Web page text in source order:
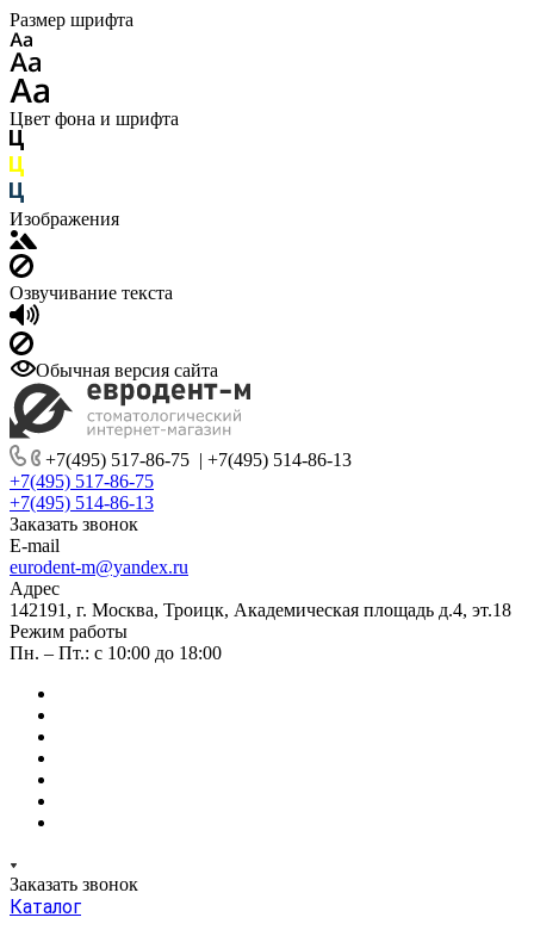
Размер шрифта
Цвет фона и шрифта
Изображения
Озвучивание текста
Обычная версия сайта
+7(495) 517-86-75 | +7(495) 514-86-13
+7(495) 517-86-75
+7(495) 514-86-13
Заказать звонок
E-mail
eurodent-m@yandex.ru
Адрес
142191, г. Москва, Троицк, Академическая площадь д.4, эт.18
Режим работы
Пн. – Пт.: с 10:00 до 18:00
Заказать звонок
Каталог